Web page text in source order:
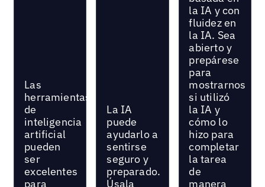
Las
herramientas
de
inteligencia
artificial
pueden
ser
excelentes
para
La IA
puede
ayudarlo a
sentirse
seguro y
preparado.
Úsala
la IA y con
fluidez en
la IA. Sea
abierto y
prepárese
para
mostrarnos
si utilizó
la IA y
cómo lo
hizo para
completar
la tarea
de
manera